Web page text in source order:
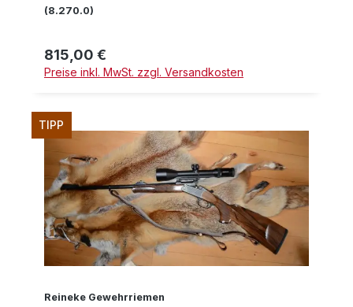
(8.270.0)
Regulärer Preis:
815,00 €
Preise inkl. MwSt. zzgl. Versandkosten
TIPP
Reineke Gewehrriemen